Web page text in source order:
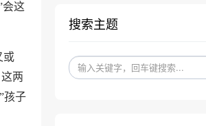
会这
或
两
孩子
搜索主题